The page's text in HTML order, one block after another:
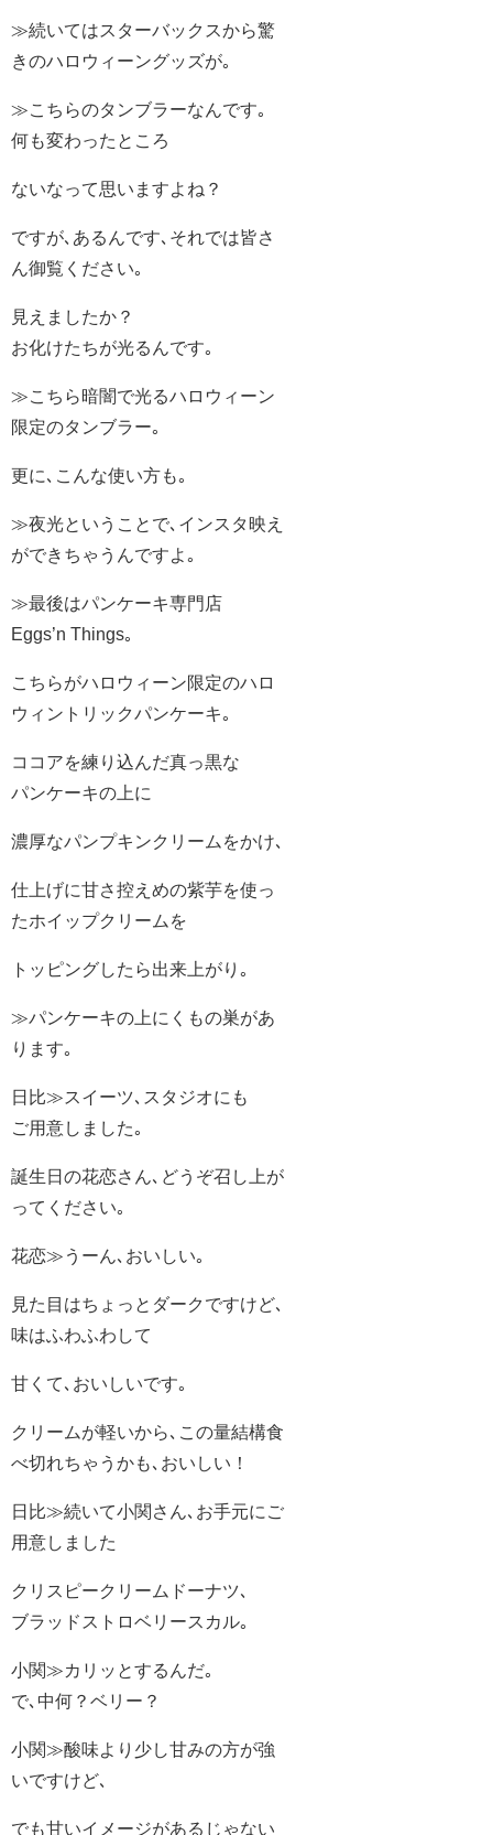
≫続いてはスターバックスから驚
きのハロウィーングッズが｡
≫こちらのタンブラーなんです｡
何も変わったところ
ないなって思いますよね？
ですが､あるんです､それでは皆さ
ん御覧ください｡
見えましたか？
お化けたちが光るんです｡
≫こちら暗闇で光るハロウィーン
限定のタンブラー｡
更に､こんな使い方も｡
≫夜光ということで､インスタ映え
ができちゃうんですよ｡
≫最後はパンケーキ専門店
Eggs’n Things｡
こちらがハロウィーン限定のハロ
ウィントリックパンケーキ｡
ココアを練り込んだ真っ黒な
パンケーキの上に
濃厚なパンプキンクリームをかけ､
仕上げに甘さ控えめの紫芋を使っ
たホイップクリームを
トッピングしたら出来上がり｡
≫パンケーキの上にくもの巣があ
ります｡
日比≫スイーツ､スタジオにも
ご用意しました｡
誕生日の花恋さん､どうぞ召し上が
ってください｡
花恋≫うーん､おいしい｡
見た目はちょっとダークですけど､
味はふわふわして
甘くて､おいしいです｡
クリームが軽いから､この量結構食
べ切れちゃうかも､おいしい！
日比≫続いて小関さん､お手元にご
用意しました
クリスピークリームドーナツ､
ブラッドストロベリースカル｡
小関≫カリッとするんだ｡
で､中何？ベリー？
小関≫酸味より少し甘みの方が強
いですけど､
でも甘いイメージがあるじゃない